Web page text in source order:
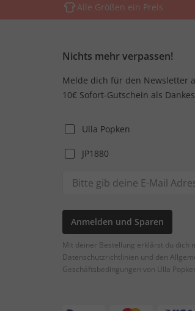
Alle Größen ein Preis
Nichts mehr verpassen!
Melde dich für den Newsletter
10€ Sofort-Gutschein als
Ulla Popken
JP1880
Anmelden und Sparen
Mit deiner Bestellung erklärst du dich
Datenschutzrichtlinien und den
Geschäftsbedingungen von Ulla